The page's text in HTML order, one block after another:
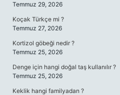
Temmuz 29, 2026
Koçak Türkçe mi ?
Temmuz 27, 2026
Kortizol göbeği nedir ?
Temmuz 25, 2026
Denge için hangi doğal taş kullanılır ?
Temmuz 25, 2026
Keklik hangi familyadan ?